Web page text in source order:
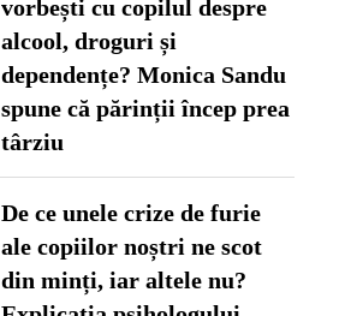
vorbești cu copilul despre
alcool, droguri și
dependențe? Monica Sandu
spune că părinții încep prea
târziu
De ce unele crize de furie
ale copiilor noștri ne scot
din minți, iar altele nu?